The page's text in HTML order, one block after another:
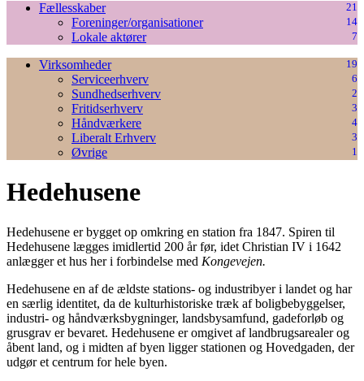
21
Fællesskaber
14
Foreninger/organisationer
7
Lokale aktører
19
Virksomheder
6
Serviceerhverv
2
Sundhedserhverv
3
Fritidserhverv
4
Håndværkere
3
Liberalt Erhverv
1
Øvrige
Hedehusene
Hedehusene er bygget op omkring en station fra 1847. Spiren til
Hedehusene lægges imidlertid 200 år før, idet Christian IV i 1642
anlægger et hus her i forbindelse med Kongevejen.
Hedehusene en af de ældste stations- og industribyer i landet og har
en særlig identitet, da de kulturhistoriske træk af boligbebyggelser,
industri- og håndværksbygninger, landsbysamfund, gadeforløb og
grusgrav er bevaret. Hedehusene er omgivet af landbrugsarealer og
åbent land, og i midten af byen ligger stationen og Hovedgaden, der
udgør et centrum for hele byen.